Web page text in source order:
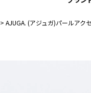
AJUGA. (アジュガ)パールアク